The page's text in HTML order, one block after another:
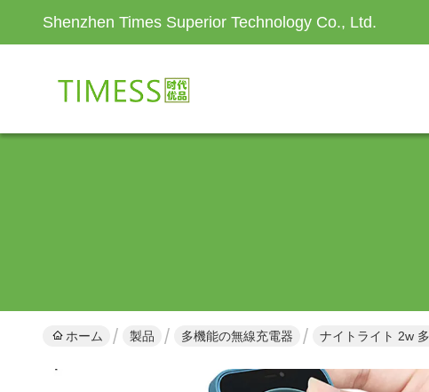
Shenzhen Times Superior Technology Co., Ltd.
ホーム 製品 多機能の無線充電器 ナイトライト 2w